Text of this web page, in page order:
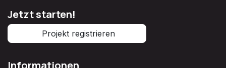
Jetzt starten!
Projekt registrieren
Informationen